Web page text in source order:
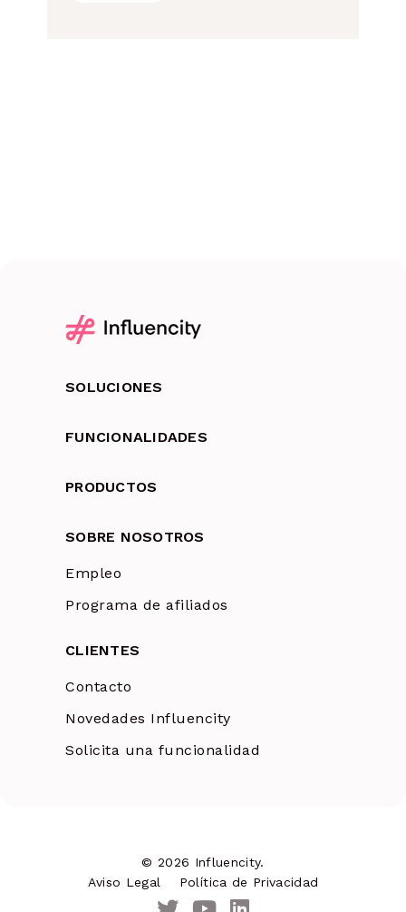
SOLUCIONES
FUNCIONALIDADES
PRODUCTOS
SOBRE NOSOTROS
Empleo
Programa de afiliados
CLIENTES
Contacto
Novedades Influencity
Solicita una funcionalidad
© 2026 Influencity.
Aviso Legal
Política de Privacidad